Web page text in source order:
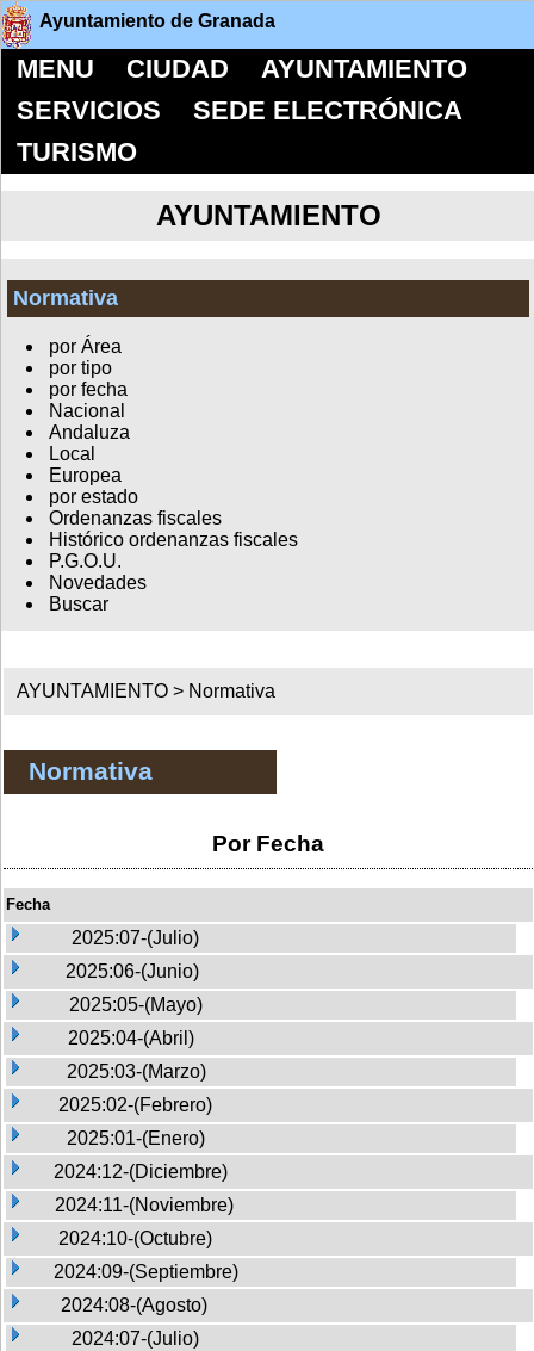
Ayuntamiento de Granada
MENU CIUDAD
AYUNTAMIENTO
SERVICIOS
SEDE ELECTRÓNICA
TURISMO
AYUNTAMIENTO
Normativa
por Área
por tipo
por fecha
Nacional
Andaluza
Local
Europea
por estado
Ordenanzas fiscales
Histórico ordenanzas fiscales
P.G.O.U.
Novedades
Buscar
AYUNTAMIENTO > Normativa
Normativa
Por Fecha
Fecha
2025:07-(Julio)
2025:06-(Junio)
2025:05-(Mayo)
2025:04-(Abril)
2025:03-(Marzo)
2025:02-(Febrero)
2025:01-(Enero)
2024:12-(Diciembre)
2024:11-(Noviembre)
2024:10-(Octubre)
2024:09-(Septiembre)
2024:08-(Agosto)
2024:07-(Julio)